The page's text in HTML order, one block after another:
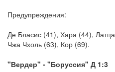
Предупреждения:
Де Бласис (41), Хара (44),
Чжа Чхоль (63), Кор (69).
"Вердер" - "Боруссия" Д 1:3